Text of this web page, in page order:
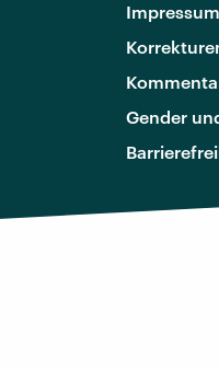
Impressum
Gender